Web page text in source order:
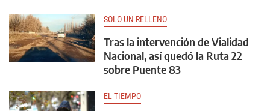
SOLO UN RELLENO
Tras la intervención de Vialidad
Nacional, así quedó la Ruta 22
sobre Puente 83
EL TIEMPO